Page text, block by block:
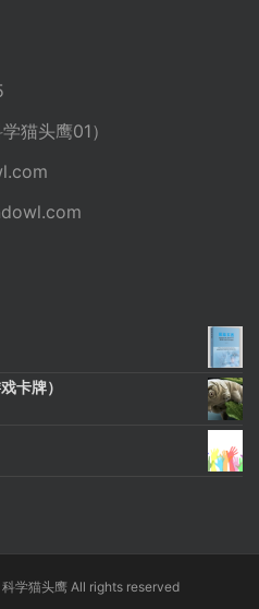
头鹰01）
卡牌）
学猫头鹰 All rights reserved